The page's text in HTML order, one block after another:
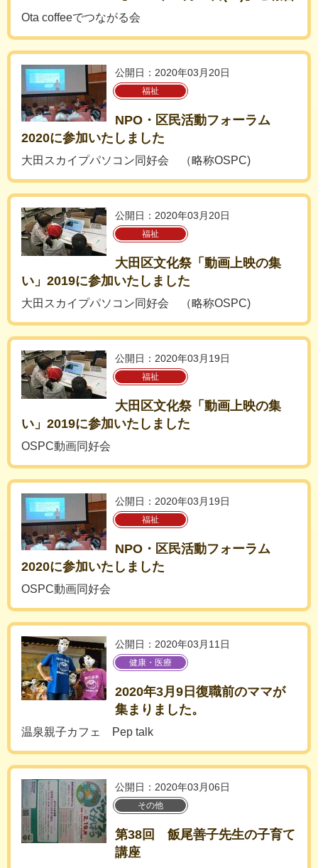
Ota coffeeでつながる会
公開日：2020年03月20日
福祉
NPO・区民活動フォーラム
2020に参加いたしました
大田スカイプパソコン同好会 （略称OSPC)
公開日：2020年03月20日
福祉
大田区文化祭「動画上映の集
い」2019に参加いたしました
大田スカイプパソコン同好会 （略称OSPC)
公開日：2020年03月19日
福祉
大田区文化祭「動画上映の集
い」2019に参加いたしました
OSPC動画同好会
公開日：2020年03月19日
福祉
NPO・区民活動フォーラム
2020に参加いたしました
OSPC動画同好会
公開日：2020年03月11日
健康・医療
2020年3月9日復職前のママが
集まりました。
温泉親子カフェ Pep talk
公開日：2020年03月06日
その他
第38回 飯尾善子先生の子育て
講座